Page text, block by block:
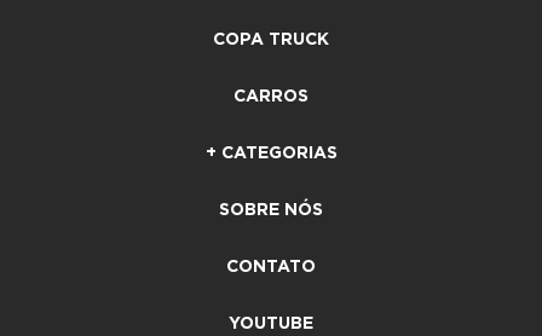
COPA TRUCK
CARROS
+ CATEGORIAS
SOBRE NÓS
CONTATO
YOUTUBE